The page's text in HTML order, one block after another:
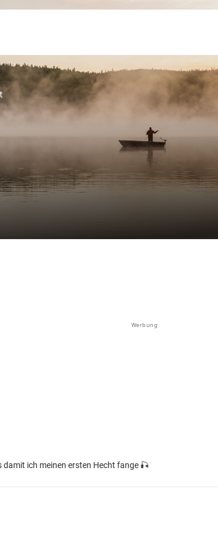
Werbung
ich meinen ersten Hecht fange 🎣